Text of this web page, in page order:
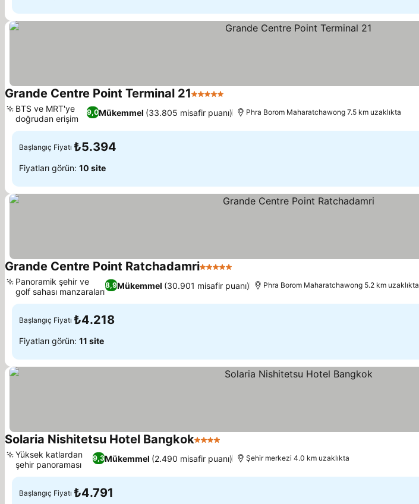
Grande Centre Point Terminal 215 Yıldız
9,0Mükemmel (33.805 misafir puanı)
BTS ve MRT'ye
doğrudan erişim
Phra Borom Maharatchawong 7.5 km uzaklıkta
Başlangıç Fiyatı ₺5.394
Fiyatları görün: 10 site
Grande Centre Point Ratchadamri5 Yıldız
8,9Mükemmel (30.901 misafir puanı)
Panoramik şehir ve
golf sahası manzaraları
Phra Borom Maharatchawong 5.2 km uzaklıkta
Başlangıç Fiyatı ₺4.218
Fiyatları görün: 11 site
Solaria Nishitetsu Hotel Bangkok4 Yıldız
9,3Mükemmel (2.490 misafir puanı)
Yüksek katlardan
şehir panoraması
Şehir merkezi 4.0 km uzaklıkta
Başlangıç Fiyatı ₺4.791